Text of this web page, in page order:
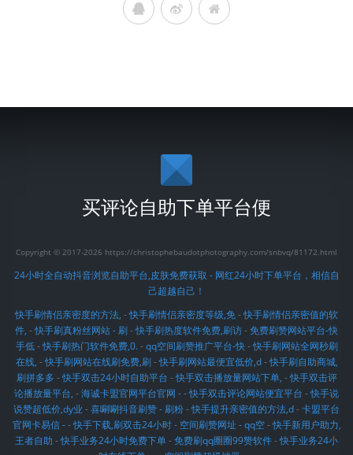
买评论自助下单平台便
Copyright © 2017-2026 https://christophebaudotphotography.com/snbvq/81172.html
24小时全自动抖音浏览自助平台,皮肤免费获取 - 网红24小时下单平台，相信自
己超越自己！
快手刷情侣亲密度的方法, -快手刷情侣亲密度等级,免-快手刷情侣亲密值的软
件, -快手刷真粉丝网站 - 刷-快手刷热度软件免费,刷访-免费刷赞网站平台-快
手低-快手刷热门软件免费,0.-qq空间刷赞推广平台-快-快手刷网站全网秒刷
在线, -快手刷网站在线刷免费,刷-快手刷网站最便宜低价,d-快手刷自助商城,
刷拼多多 -快手双击24小时自助平台 -快手双击播放量网站下单, -快手双击评
论播放量平台, -海诚卡盟官网平台官网 --快手双击评论网站便宜平台 -快手说
说赞超低价,dy业 -喜唰唰抖音刷赞 - 刷粉-快手提升亲密值的方法,d-卡盟平台
官网卡易信 --快手下载,刷双击24小时- 空间刷赞网址 - qq空-快手新用户助力,
王者自助 -快手业务24小时免费下单-免费刷qq圈圈99赞软件-快手业务24小